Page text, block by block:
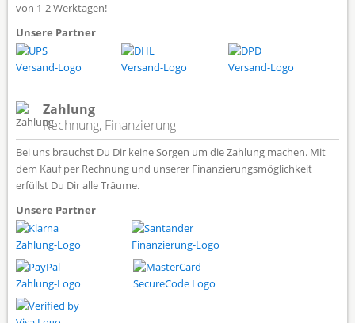
von 1-2 Werktagen!
Unsere Partner
Zahlung
Rechnung, Finanzierung
Bei uns brauchst Du Dir keine Sorgen um die Zahlung machen. Mit
dem Kauf per Rechnung und unserer Finanzierungsmöglichkeit
erfüllst Du Dir alle Träume.
Unsere Partner